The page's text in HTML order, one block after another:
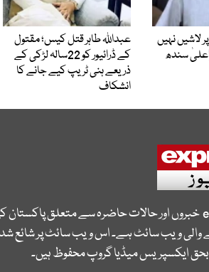
لاشیں نہیں
سندھ
عبداللہ طاہر قتل کیس؛ مقتول
کے ڈرائیور کو 22سالہ لڑکی کے
ذریعے ہنی ٹریپ کیے جانے کا
انشکاف
خبروں اور حالات حاضرہ سے متعلق
والی ویب سائٹ ہے۔ اس ویب سائٹ پر شائع
ایکسپریس میڈیا گروپ محفوظ ہیں۔